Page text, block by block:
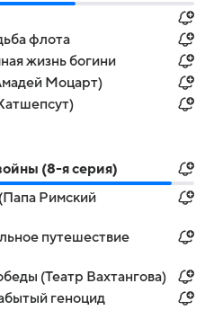
флота
жизнь богини
Моцарт)
(8-я серия)
Римский
путешествие
(Театр Вахтангова)
геноцид